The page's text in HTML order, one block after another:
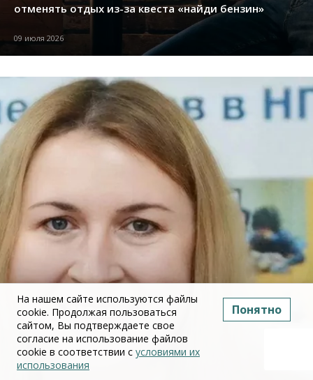
отменять отдых из-за квеста «найди бензин»
09 июля 2026
На нашем сайте используются файлы
cookie. Продолжая пользоваться
сайтом, Вы подтверждаете свое
согласие на использование файлов
cookie в соответствии с условиями их
использования
Понятно